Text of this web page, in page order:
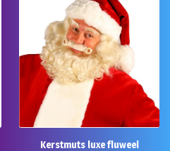
Kerstmuts luxe fluweel